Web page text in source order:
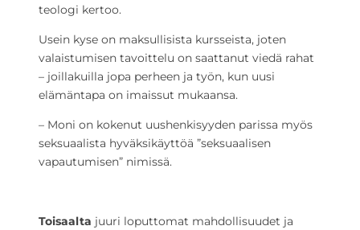
teologi kertoo.
Usein kyse on maksullisista kursseista, joten
valaistumisen tavoittelu on saattanut viedä rahat
– joillakuilla jopa perheen ja työn, kun uusi
elämäntapa on imaissut mukaansa.
– Moni on kokenut uushenkisyyden parissa myös
seksuaalista hyväksikäyttöä ”seksuaalisen
vapautumisen” nimissä.
Toisaalta juuri loputtomat mahdollisuudet ja